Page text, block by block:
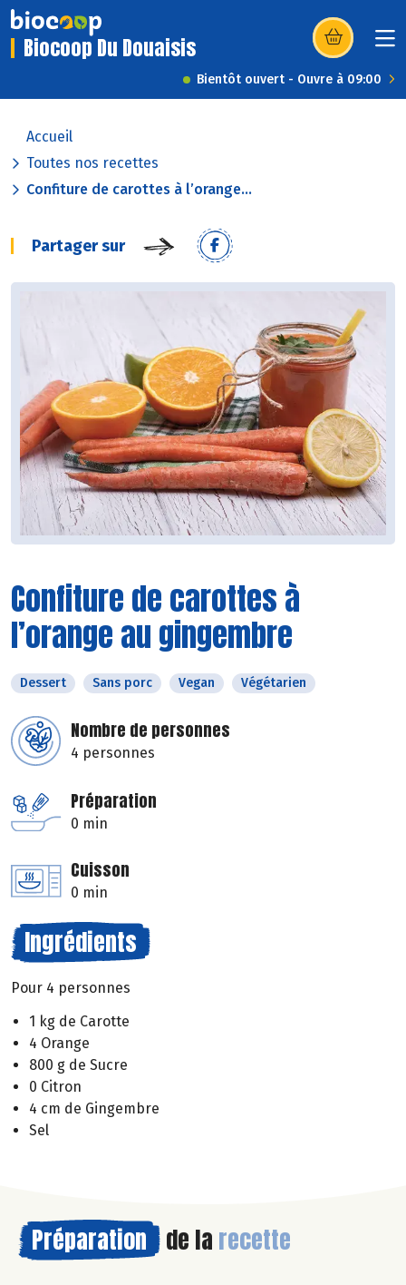
Biocoop Du Douaisis (s’ouvre dans
Bientôt ouvert - Ouvre à 09:00
Accueil
Toutes nos recettes
Confiture de carottes à l’orange...
Partager sur
Confiture de carottes à
l’orange au gingembre
Dessert Sans porc Vegan Végétarien
Nombre de personnes
4 personnes
Préparation
0 min
Cuisson
0 min
Ingrédients
Pour 4 personnes
1 kg de Carotte
4 Orange
800 g de Sucre
0 Citron
4 cm de Gingembre
Sel
Préparation de la recette